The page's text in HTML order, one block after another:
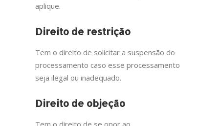
aplique.
Direito de restrição
Tem o direito de solicitar a suspensão do
processamento caso esse processamento
seja ilegal ou inadequado.
Direito de objeção
Tem o direito de se opor ao